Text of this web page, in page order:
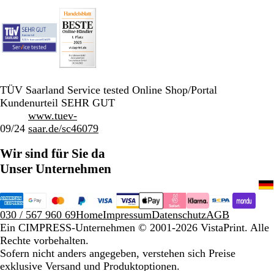
TÜV Saarland Service tested Online Shop/Portal
Kundenurteil SEHR GUT
09/24
www.tuev-
saar.de/sc46079
Wir sind für Sie da
Unser Unternehmen
030 / 567 960 69HomeImpressumDatenschutzAGB
Ein CIMPRESS-Unternehmen © 2001-2026 VistaPrint. Alle
Rechte vorbehalten.
Sofern nicht anders angegeben, verstehen sich Preise
exklusive Versand und Produktoptionen.